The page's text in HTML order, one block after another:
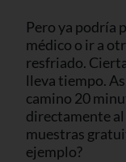
Pero ya podría
médico o ir a
resfriado.
lleva tiempo.
camino 20
directamente al
muestras
ejemplo?